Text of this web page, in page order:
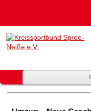
Kreissportbund
Spree-Neiße
Mitglied